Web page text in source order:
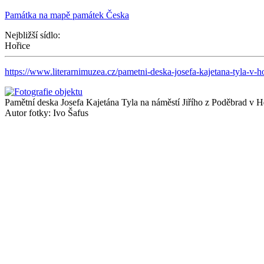
Památka na mapě památek Česka
Nejbližší sídlo:
Hořice
https://www.literarnimuzea.cz/pametni-deska-josefa-kajetana-tyla-v-
Pamětní deska Josefa Kajetána Tyla na náměstí Jiřího z Poděbrad v
Autor fotky: Ivo Šafus